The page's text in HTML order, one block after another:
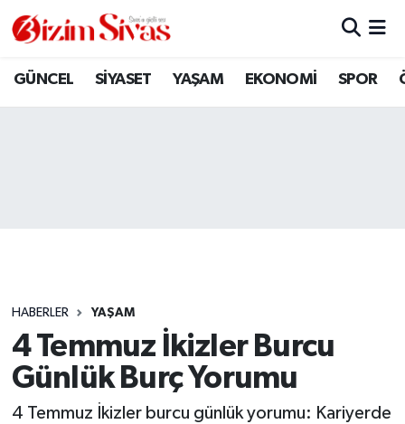
GÜNCEL SİYASET YAŞAM EKONOMİ SPOR
HABERLER YAŞAM
4 Temmuz İkizler Burcu
Günlük Burç Yorumu
4 Temmuz İkizler burcu günlük yorumu: Kariyerde
ARAMIZDAN AYRILANLAR
GÜNCEL
KÜLTÜR
Sivas Nöbetçi Eczaneler
Son Dakika Haberleri
Haber Arşivi